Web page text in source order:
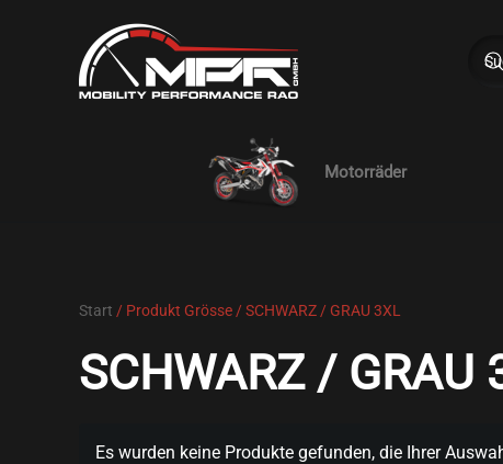
Skip to main content
Motorräder
Start / Produkt Grösse / SCHWARZ / GRAU 3XL
SCHWARZ / GRAU
Es wurden keine Produkte gefunden, die Ihrer